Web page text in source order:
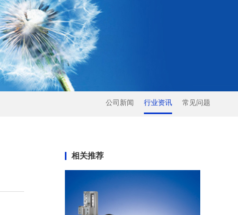
公司新闻 行业资讯 常见问题
相关推荐